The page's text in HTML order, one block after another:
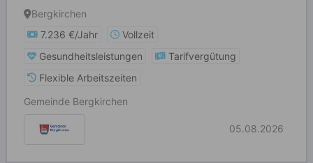
Bergkirchen
7.236 €/Jahr
Vollzeit
Gesundheitsleistungen
Tarifvergütung
Flexible Arbeitszeiten
Gemeinde Bergkirchen
05.08.2026